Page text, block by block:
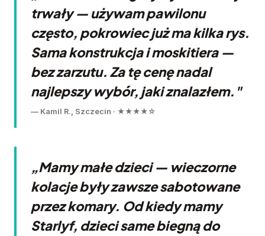
trwały — używam pawilonu
często, pokrowiec już ma kilka rys.
Sama konstrukcja i moskitiera —
bez zarzutu. Za tę cenę nadal
najlepszy wybór, jaki znalazłem."
— Kamil R., Szczecin · ★★★★☆
„Mamy małe dzieci — wieczorne
kolacje były zawsze sabotowane
przez komary. Od kiedy mamy
Starlyf, dzieci same biegną do